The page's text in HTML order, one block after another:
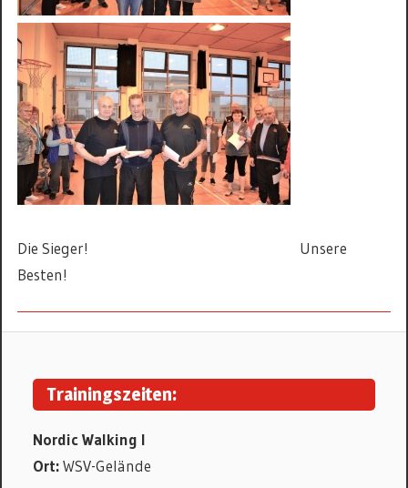
Die Sieger! Unsere
Besten!
Trainingszeiten:
Nordic Walking I
Ort:WSV-Gelände